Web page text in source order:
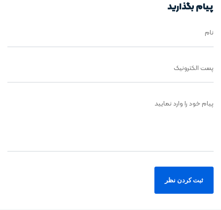
پیام بگذارید
نام
پست الکترونیک
پیام خود را وارد نمایید